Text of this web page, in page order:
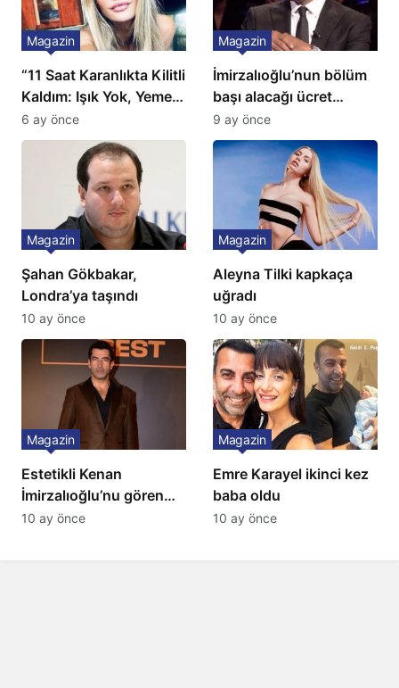
“11 Saat Karanlıkta Kilitli
Kaldım: Işık Yok, Yemek
Yok, Tuvalet Yok!”
Çağla Şikel’den Şok
Magazin
6 ay önce
İmirzalıoğlu’nun bölüm
başı alacağı ücret
Türkiye’de bir ilk:
Gözünü 2 ilçeye dikti!
Magazin
9 ay önce
Şahan Gökbakar,
Londra’ya taşındı
Magazin
10 ay önce
Aleyna Tilki kapkaça
uğradı
Magazin
10 ay önce
Estetikli Kenan
İmirzalıoğlu’nu gören
tanıyamıyor: Son hali
Magazin
10 ay önce
Emre Karayel ikinci kez
baba oldu
Magazin
10 ay önce